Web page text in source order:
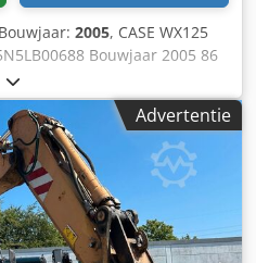
2005, CASE WX125
Bouwjaar 2005 86
13 ton Dcodpfx Amjx Atlie
Advertentie